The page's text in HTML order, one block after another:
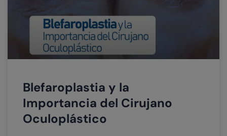
Blefaroplastia y la
Importancia del Cirujano
Oculoplástico